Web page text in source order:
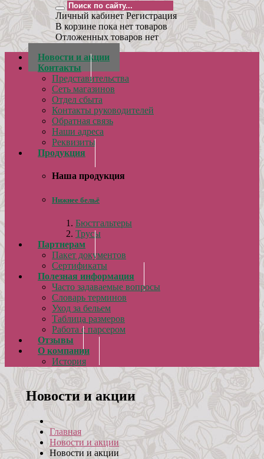
Личный кабинет Регистрация
В корзине пока нет товаров
Отложенных товаров нет
Новости и акции
Контакты
Представительства
Сеть магазинов
Отдел сбыта
Контакты руководителей
Обратная связь
Наши адреса
Реквизиты
Продукция
Наша продукция
Нижнее бельё
Бюстгальтеры
Трусы
Партнерам
Пакет документов
Сертификаты
Полезная информация
Часто задаваемые вопросы
Словарь терминов
Уход за бельем
Таблица размеров
Работа с парсером
Отзывы
О компании
История
Новости и акции
Главная
Новости и акции
Новости и акции